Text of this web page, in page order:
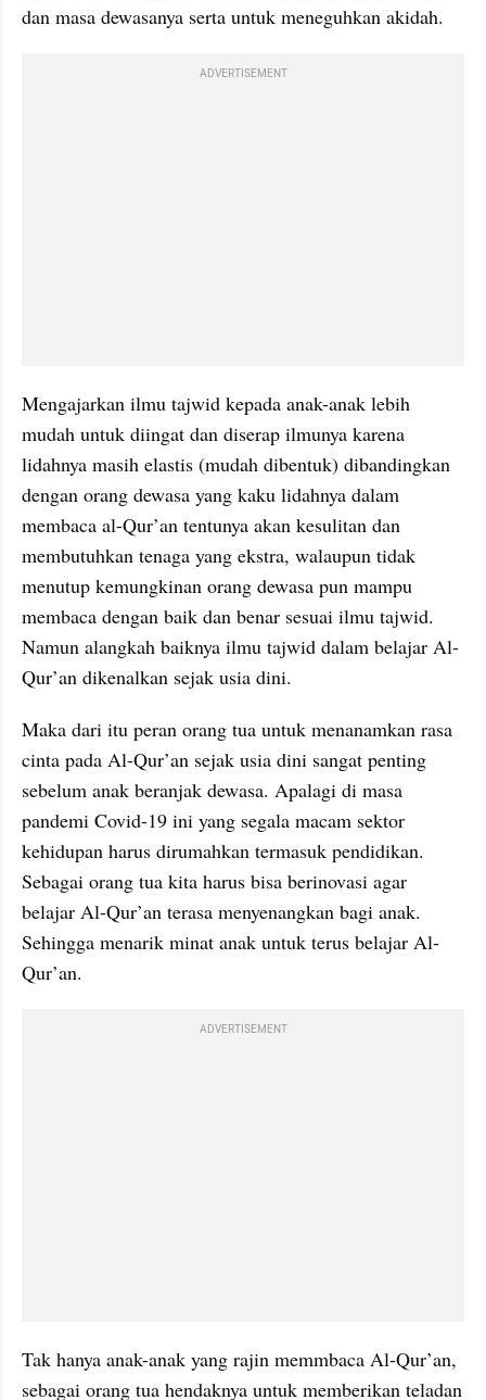
dan masa dewasanya serta untuk meneguhkan akidah.
ADVERTISEMENT
Mengajarkan ilmu tajwid kepada anak-anak lebih
mudah untuk diingat dan diserap ilmunya karena
lidahnya masih elastis (mudah dibentuk) dibandingkan
dengan orang dewasa yang kaku lidahnya dalam
membaca al-Qur’an tentunya akan kesulitan dan
membutuhkan tenaga yang ekstra, walaupun tidak
menutup kemungkinan orang dewasa pun mampu
membaca dengan baik dan benar sesuai ilmu tajwid.
Namun alangkah baiknya ilmu tajwid dalam belajar Al-
Qur’an dikenalkan sejak usia dini.
Maka dari itu peran orang tua untuk menanamkan rasa
cinta pada Al-Qur’an sejak usia dini sangat penting
sebelum anak beranjak dewasa. Apalagi di masa
pandemi Covid-19 ini yang segala macam sektor
kehidupan harus dirumahkan termasuk pendidikan.
Sebagai orang tua kita harus bisa berinovasi agar
belajar Al-Qur’an terasa menyenangkan bagi anak.
Sehingga menarik minat anak untuk terus belajar Al-
Qur’an.
ADVERTISEMENT
Tak hanya anak-anak yang rajin memmbaca Al-Qur’an,
sebagai orang tua hendaknya untuk memberikan teladan